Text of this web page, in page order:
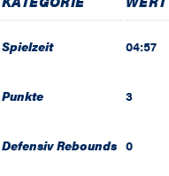
Spielzeit 04:57
Punkte 3
Defensiv Rebounds 0